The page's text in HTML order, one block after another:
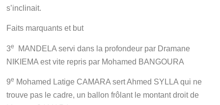
s’inclinait.
Faits marquants et but
3e
MANDELA servi dans la profondeur par Dramane
NIKIEMA est vite repris par Mohamed BANGOURA
9e Mohamed Latige CAMARA sert Ahmed SYLLA qui ne
trouve pas le cadre, un ballon frôlant le montant droit de